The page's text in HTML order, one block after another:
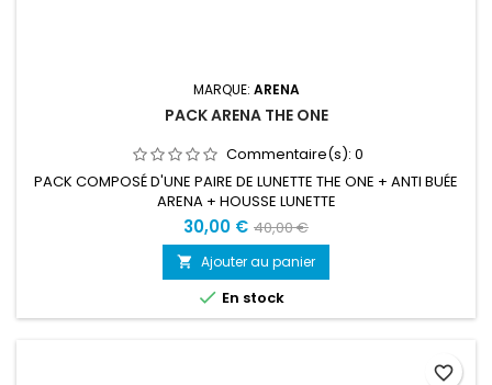
MARQUE: ARENA
PACK ARENA THE ONE
Commentaire(s): 0
PACK COMPOSÉ D'UNE PAIRE DE LUNETTE THE ONE + ANTI BUÉE
ARENA + HOUSSE LUNETTE
30,00 € 40,00 €
 Ajouter au panier
 En stock
favorite_border